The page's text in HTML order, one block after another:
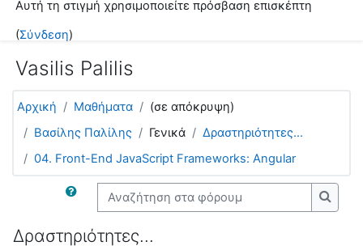
Μετάβαση στο κεντρικό περιεχόμενο
Αυτή τη στιγμή χρησιμοποιείτε πρόσβαση επισκέπτη
(Σύνδεση)
Vasilis Palilis
Αρχική Μαθήματα
(σε απόκρυψη)
Βασίλης Παλίλης
Γενικά
Δραστηριότητες...
04. Front-End JavaScript Frameworks: Angular
Αναζήτηση στα φόρουμ
Δραστηριότητες...